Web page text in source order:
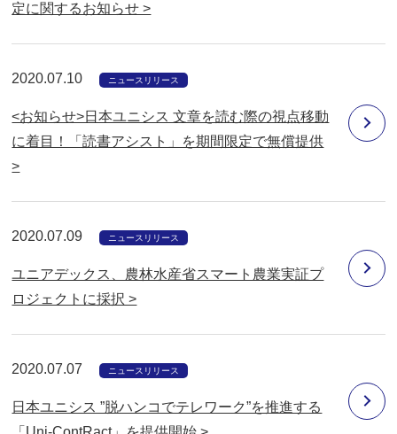
定に関するお知らせ >
2020.07.10 ニュースリリース
<お知らせ>日本ユニシス 文章を読む際の視点移動
に着目！「読書アシスト」を期間限定で無償提供
>
2020.07.09 ニュースリリース
ユニアデックス、農林水産省スマート農業実証プ
ロジェクトに採択 >
2020.07.07 ニュースリリース
日本ユニシス ”脱ハンコでテレワーク”を推進する